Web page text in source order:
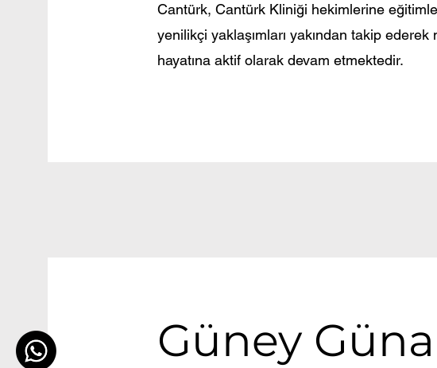
Cantürk, Cantürk Kliniği hekimlerine
yenilikçi yaklaşımları yakından takip ederek
hayatına aktif olarak devam etmektedir.
Güney